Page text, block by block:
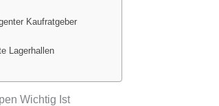
Kaufratgeber
Lagerhallen
Wichtig Ist